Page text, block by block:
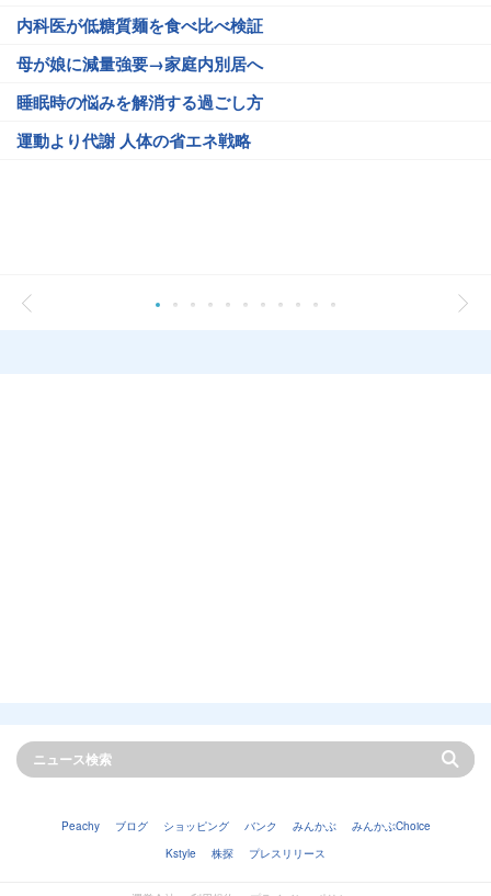
内科医が低糖質麺を食べ比べ検証
母が娘に減量強要→家庭内別居へ
睡眠時の悩みを解消する過ごし方
運動より代謝 人体の省エネ戦略
Peachy ブログ ショッピング バンク みんかぶ
みんかぶChoice
Kstyle
株探 プレスリリース